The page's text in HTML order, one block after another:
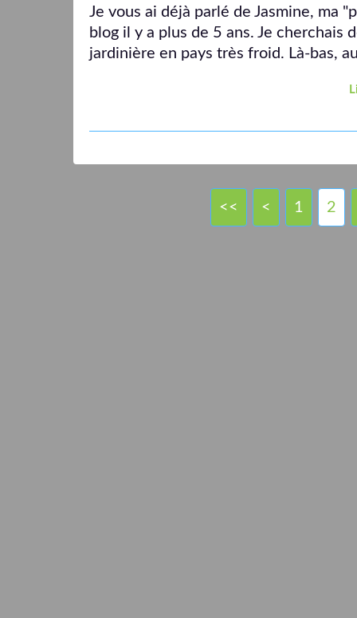
Je vous ai déjà parlé de Jasmine, ma
blog il y a plus de 5 ans. Je
jardinière en pays très froid. Là-bas,
<< < 1 2